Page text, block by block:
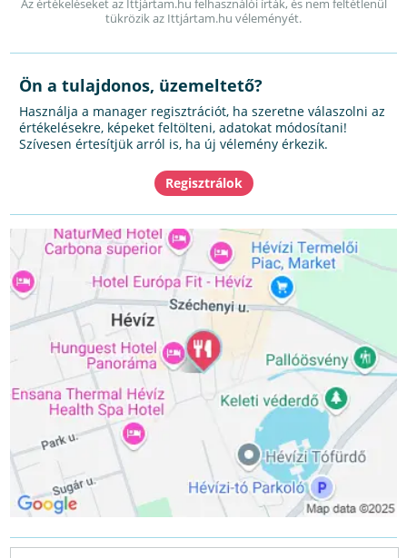
Az értékeléseket az Ittjártam.hu felhasználói írták, és nem feltétlenül
tükrözik az Ittjártam.hu véleményét.
Ön a tulajdonos, üzemeltető?
Használja a manager regisztrációt, ha szeretne válaszolni az
értékelésekre, képeket feltölteni, adatokat módosítani!
Szívesen értesítjük arról is, ha új vélemény érkezik.